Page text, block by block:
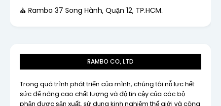
⛪ Rambo 37 Song Hành, Quận 12, TP.HCM.
RAMBO CO, LTD
Trong quá trình phát triển của mình, chúng tôi nỗ lực hết
sức để nâng cao chất lượng và độ tin cậy của các bộ
phận được sản xuất, sử dụng kinh nghiệm thế giới và công